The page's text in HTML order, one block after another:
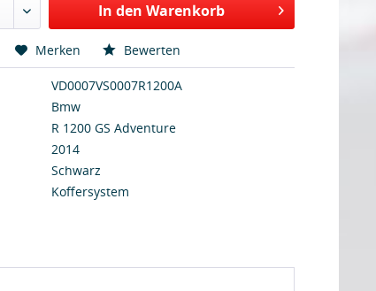
In den Warenkorb
Merken Bewerten
VD0007VS0007R1200A
Bmw
R 1200 GS Adventure
2014
Schwarz
Koffersystem